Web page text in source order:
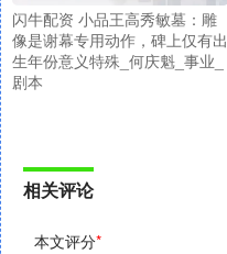
闪牛配资 小品王高秀敏墓：雕
像是谢幕专用动作，碑上仅有出
生年份意义特殊_何庆魁_事业_
剧本
相关评论
本文评分*